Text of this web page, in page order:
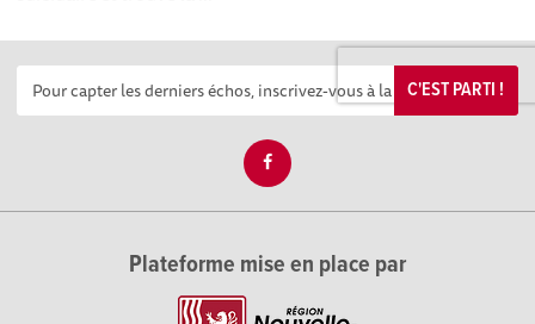
C'EST PARTI !
Plateforme mise en place par